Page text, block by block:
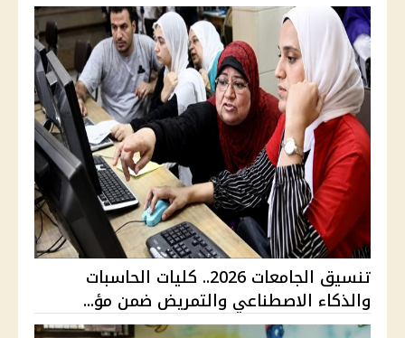
تنسيق الجامعات 2026.. كليات الحاسبات
والذكاء الاصطناعي والتمريض ضمن مؤ...